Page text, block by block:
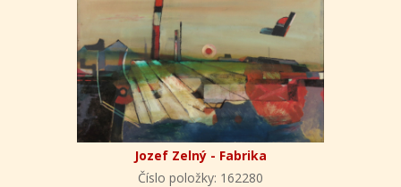
Jozef Zelný - Fabrika
Číslo položky: 162280